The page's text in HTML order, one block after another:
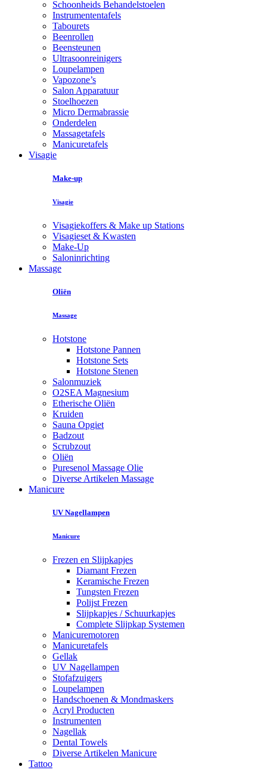
Schoonheids Behandelstoelen
Instrumententafels
Tabourets
Beenrollen
Beensteunen
Ultrasoonreinigers
Loupelampen
Vapozone’s
Salon Apparatuur
Stoelhoezen
Micro Dermabrassie
Onderdelen
Massagetafels
Manicuretafels
Visagie
Make-up
Visagie
Visagiekoffers & Make up Stations
Visagieset & Kwasten
Make-Up
Saloninrichting
Massage
Oliën
Massage
Hotstone
Hotstone Pannen
Hotstone Sets
Hotstone Stenen
Salonmuziek
O2SEA Magnesium
Etherische Oliën
Kruiden
Sauna Opgiet
Badzout
Scrubzout
Oliën
Puresenol Massage Olie
Diverse Artikelen Massage
Manicure
UV Nagellampen
Manicure
Frezen en Slijpkapjes
Diamant Frezen
Keramische Frezen
Tungsten Frezen
Polijst Frezen
Slijpkapjes / Schuurkapjes
Complete Slijpkap Systemen
Manicuremotoren
Manicuretafels
Gellak
UV Nagellampen
Stofafzuigers
Loupelampen
Handschoenen & Mondmaskers
Acryl Producten
Instrumenten
Nagellak
Dental Towels
Diverse Artikelen Manicure
Tattoo